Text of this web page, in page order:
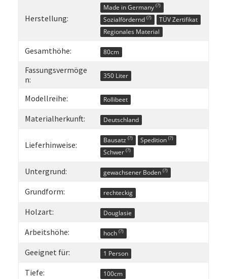
Herstellung:
Made in Germany (?)
Sozialfördernd (?)
TÜV Zertifikat
Regionales Material
Gesamthöhe: 80cm
Fassungsvermöge
n:
350 Liter
Modellreihe: Rollibeet
Materialherkunft: Deutschland
Lieferhinweise: Bausatz (?) Spedition(?)
Schwer (?)
Untergrund: gewachsener Boden (?)
Grundform: rechteckig
Holzart: Douglasie
Arbeitshöhe: hoch (?)
Geeignet für: 1 Person
Tiefe: 100cm